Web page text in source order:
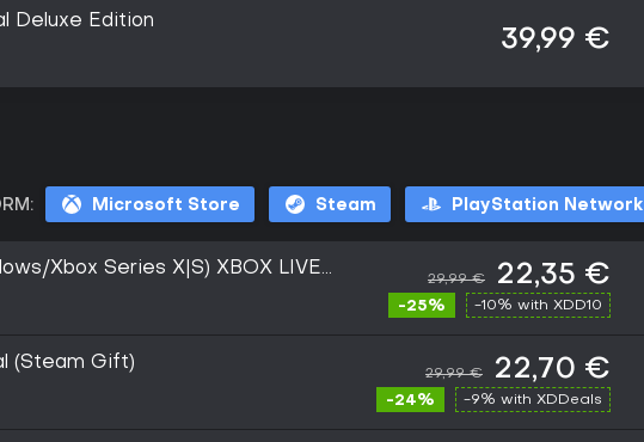
Deluxe Edition
39,99 €
Microsoft Store Steam PlayStation Network
Xbox Series X|S) XBOX LIVE
29,99 € 22,35 €
-25% -10% with XDD10
(Steam Gift)
29,99 € 22,70 €
-24% -9% with XDDeals